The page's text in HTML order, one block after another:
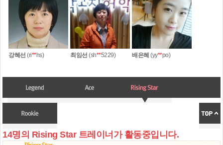
강혜선 (ri**hs) 최임선 (sh**5229) 배은혜 (yy**po)
14명의 Rising Star 트레이너가 활동중입니다.